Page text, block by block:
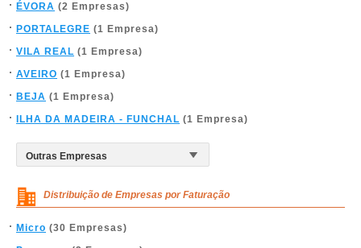
ÉVORA (2 Empresas)
PORTALEGRE (1 Empresa)
VILA REAL (1 Empresa)
AVEIRO (1 Empresa)
BEJA (1 Empresa)
ILHA DA MADEIRA - FUNCHAL (1 Empresa)
Distribuição de Empresas por Faturação
Micro (30 Empresas)